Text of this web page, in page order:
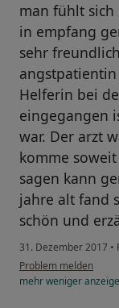
man fühlt
in empfang
sehr
angstpatientin
Helferin bei
eingegangen
war. Der arzt
komme
sagen kann
jahre alt fand
schön und
31. Dezember 2017 •
Problem melden
mehrweniger